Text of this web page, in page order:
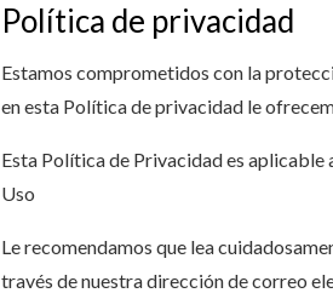
Política de privacidad
Estamos comprometidos con la
en esta Política de privacidad le
Esta Política de Privacidad es aplicable
Uso
Le recomendamos que lea
través de nuestra dirección de correo